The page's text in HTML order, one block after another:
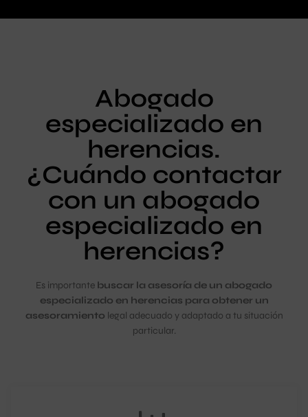
Abogado
especializado en
herencias.
¿Cuándo contactar
con un abogado
especializado en
herencias?
Es importante buscar la asesoría de un abogado
especializado en herencias para obtener un
asesoramiento legal adecuado y adaptado a tu situación
particular.